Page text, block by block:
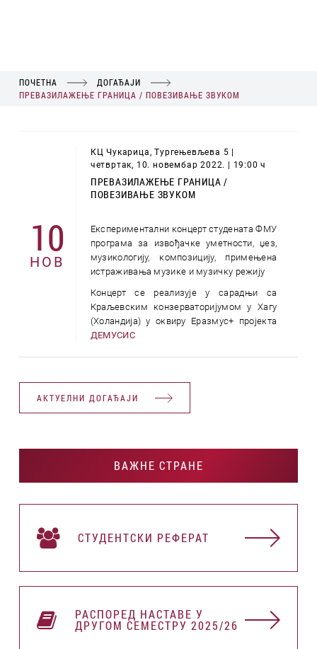
ПОЧЕТНА
ДОГАЂАЈИ
ПРЕВАЗИЛАЖЕЊЕ ГРАНИЦА / ПОВЕЗИВАЊЕ ЗВУКОМ
10
НОВ
КЦ Чукарица, Тургењевљева 5 |
четвртак, 10. новембар 2022. | 19:00 ч
ПРЕВАЗИЛАЖЕЊЕ ГРАНИЦА /
ПОВЕЗИВАЊЕ ЗВУКОМ
Експериментални концерт студената ФМУ
програма за извођачке уметности, џез,
музикологију, композицију, примењена
истраживања музике и музичку режију
Концерт се реализује у сарадњи са
Краљевским конзерваторијумом у Хагу
(Холандија) у оквиру Еразмус+ пројекта
ДЕМУСИС
АКТУЕЛНИ ДОГАЂАЈИ
ВАЖНЕ СТРАНЕ
СТУДЕНТСКИ РЕФЕРАТ
РАСПОРЕД НАСТАВЕ У
ДРУГОМ СЕМЕСТРУ 2025/26